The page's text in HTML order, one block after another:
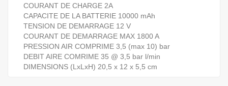
COURANT DE CHARGE 2A
CAPACITE DE LA BATTERIE 10000 mAh
TENSION DE DEMARRAGE 12 V
COURANT DE DEMARRAGE MAX 1800 A
PRESSION AIR COMPRIME 3,5 (max 10) bar
DEBIT AIRE COMRIME 35 @ 3,5 bar l/min
DIMENSIONS (LxLxH) 20,5 x 12 x 5,5 cm